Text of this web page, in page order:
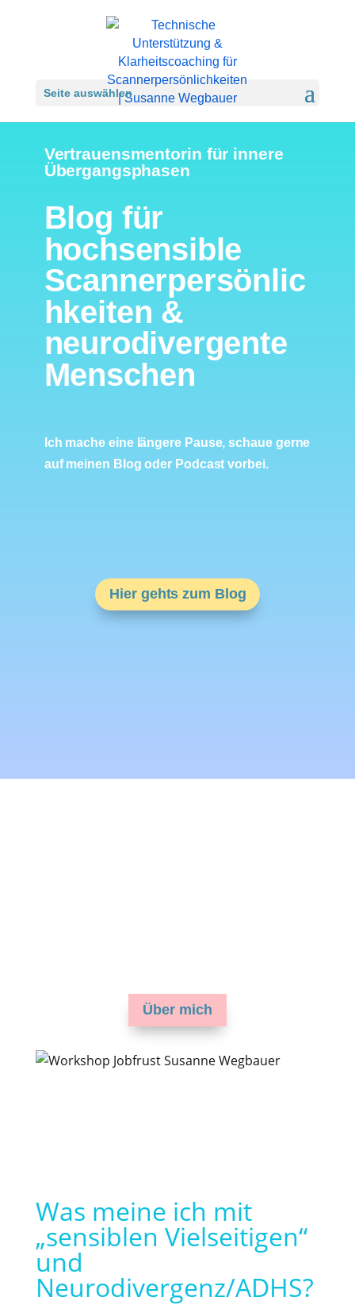
Seite auswählen
Vertrauensmentorin für innere
Übergangsphasen
Blog für
hochsensible
Scannerpersönlic
hkeiten &
neurodivergente
Menschen
Ich mache eine längere Pause, schaue gerne
auf meinen Blog oder Podcast vorbei.
Hier gehts zum Blog
Über mich
Was meine ich mit
„sensiblen Vielseitigen“
und
Neurodivergenz/ADHS?